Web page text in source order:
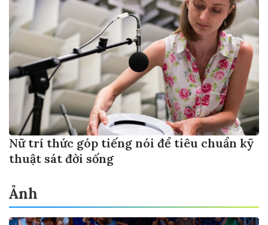
Nữ trí thức góp tiếng nói để tiêu chuẩn kỹ
thuật sát đời sống
Ảnh